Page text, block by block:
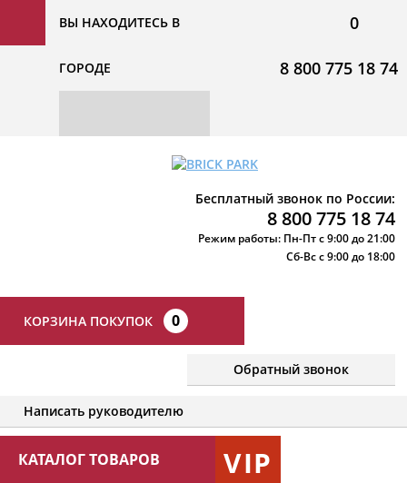
ВЫ НАХОДИТЕСЬ В
ГОРОДЕ
0
8 800 775 18 74
Бесплатный звонок по России:
8 800 775 18 74
Режим работы: Пн-Пт с 9:00 до 21:00
Сб-Вс с 9:00 до 18:00
КОРЗИНА ПОКУПОК 0
Обратный звонок
Написать руководителю
КАТАЛОГ ТОВАРОВ VIP